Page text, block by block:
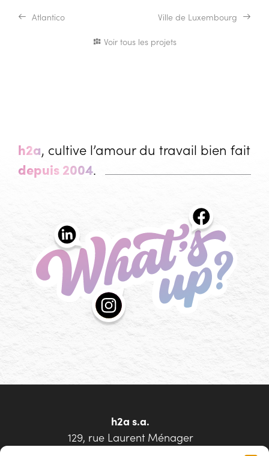
Atlantico
Voir tous les projets
Ville de Luxembourg
h2a, cultive l’amour du travail bien fait
depuis 2004.
Les actualités de l'agence h2a
h2a s.a.
12‌9, r‌ue Laure‌nt Ména‌ger